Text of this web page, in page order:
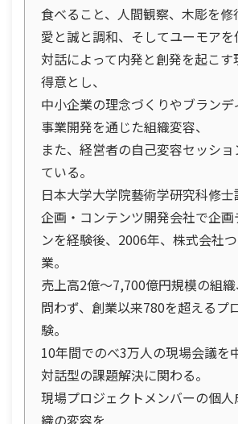
食べること、人間観察、木彫を修
愛と誠と調和、そしてユーモアを
対話によって内発と創発を起こす
得意とし、
中小企業の理念づくりやブランデ
事業開発を通じた組織変容、
また、経営者の自己変容セッシ
ている。
日本大学大学院藝術学研究科修士
企画・コンテンツ開発会社で企画
ンを経験後、2006年、株式会社
業。
売上高2億～7,700億円規模の組
問わず、創業以来780を超えるプ
験。
10年間でのべ3万人の現場会議を
対話型の課題解決に関わる。
現場プロジェクトメンバーの個
織の変容を